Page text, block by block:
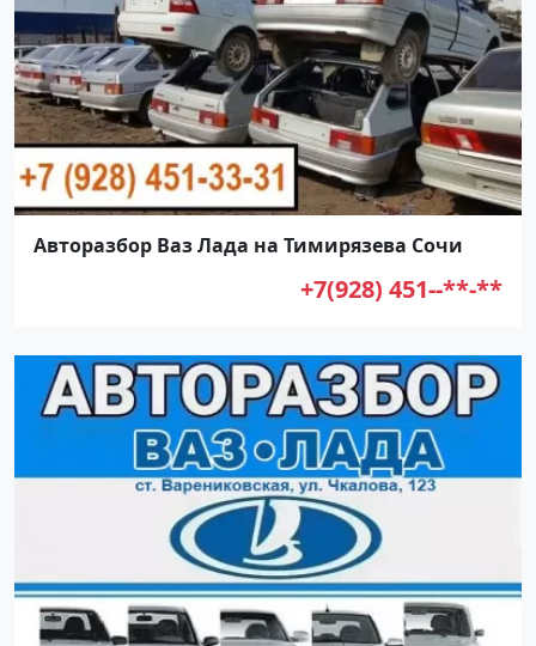
Авторазбор Ваз Лада на Тимирязева Сочи
+7(928) 451--**-**